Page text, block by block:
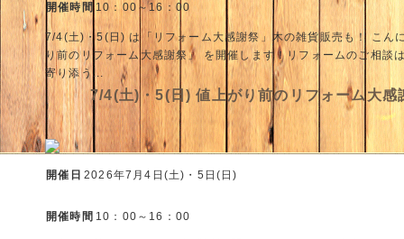
開催時間 10：00～16：00
7/4(土)・5(日) は「リフォーム大感謝祭」木の雑貨販売も！ こん
り前のリフォーム大感謝祭」 を開催します！リフォームのご相
寄り添う...
7/4(土)・5(日) 値上がり前のリフォーム大感
開催日 2026年7月4日(土)・5日(日)
開催時間 10：00～16：00